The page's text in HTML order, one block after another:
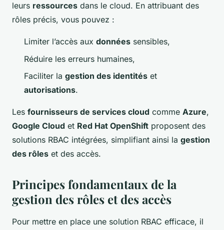
leurs ressources dans le cloud. En attribuant des
rôles précis, vous pouvez :
Limiter l’accès aux données sensibles,
Réduire les erreurs humaines,
Faciliter la gestion des identités et
autorisations.
Les fournisseurs de services cloud comme Azure,
Google Cloud et Red Hat OpenShift proposent des
solutions RBAC intégrées, simplifiant ainsi la gestion
des rôles et des accès.
Principes fondamentaux de la
gestion des rôles et des accès
Pour mettre en place une solution RBAC efficace, il